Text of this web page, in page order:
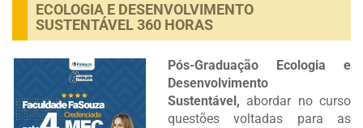
ECOLOGIA E DESENVOLVIMENTO
SUSTENTÁVEL 360 HORAS
Pós-Graduação Ecologia e
Desenvolvimento
Sustentável, abordar no curso
questões voltadas para as